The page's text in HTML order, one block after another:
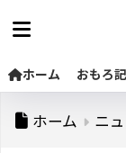
ホーム おもろ
ホーム ニ